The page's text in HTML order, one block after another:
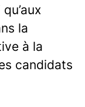
la
à la
candidats